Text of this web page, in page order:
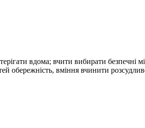
вдома; вчити вибирати
обережність, вміння вчинити